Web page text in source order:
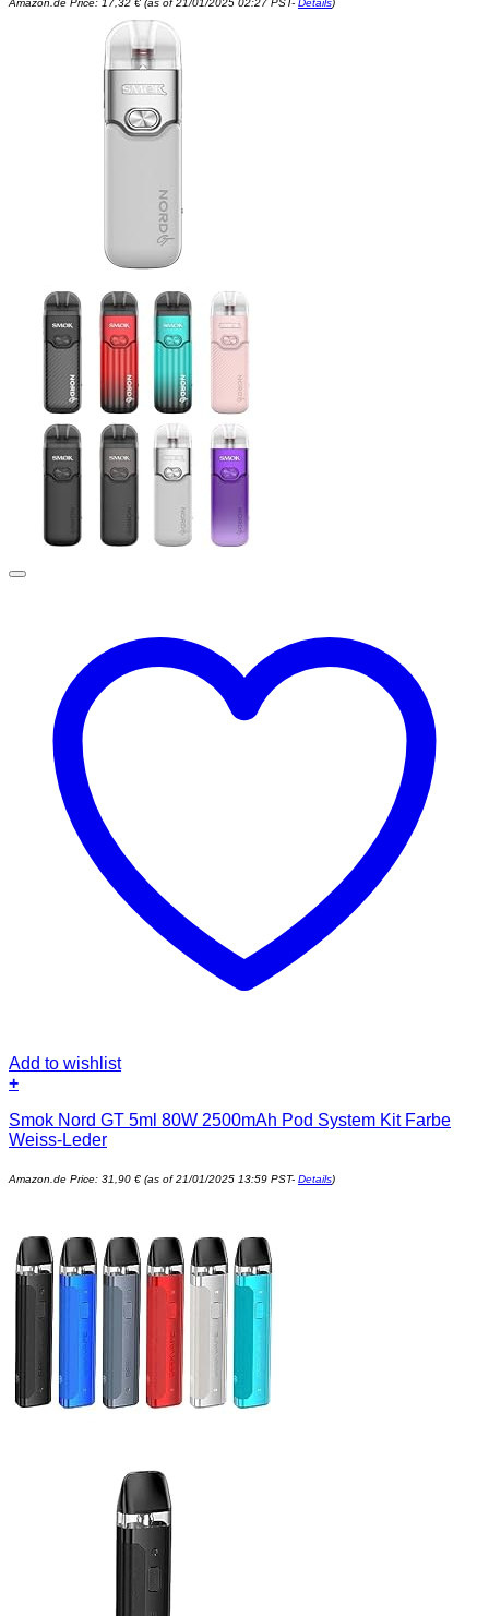
Amazon.de Price: 17,32 € (as of 21/01/2025 02:27 PST- Details)
Add to wishlist
+
Smok Nord GT 5ml 80W 2500mAh Pod System Kit Farbe
Weiss-Leder
Amazon.de Price: 31,90 € (as of 21/01/2025 13:59 PST- Details)